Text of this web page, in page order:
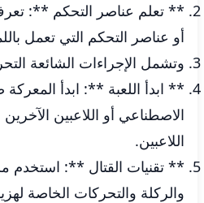
** تعلم عناصر التحكم **:
أو عناصر التحكم التي تعمل
وتشمل الإجراءات الشائعة
** ابدأ اللعبة **: ابدأ
الاصطناعي أو اللاعبين
اللاعبين.
** تقنيات القتال **: استخدم
والركلة والتحركات الخاصة